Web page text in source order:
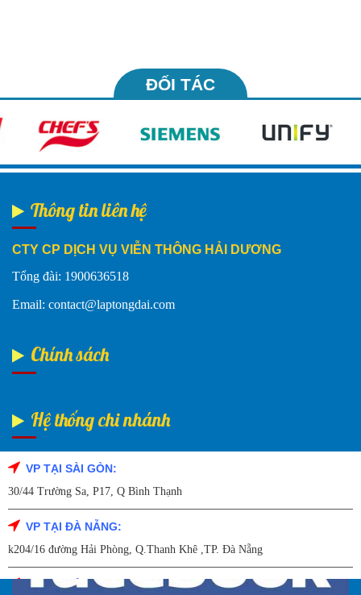
ĐỐI TÁC
Thông tin liên hệ
CTY CP DỊCH VỤ VIỄN THÔNG HẢI DƯƠNG
Tổng đài: 1900636518
Email: contact@laptongdai.com
Chính sách
Hệ thống chi nhánh
VP TẠI SÀI GÒN:
30/44 Trường Sa, P17, Q Bình Thạnh
VP TẠI ĐÀ NẴNG:
k204/16 đường Hải Phòng, Q.Thanh Khê ,TP. Đà Nẵng
VP TẠI HẢI DƯƠNG:
Fanpage Facebook